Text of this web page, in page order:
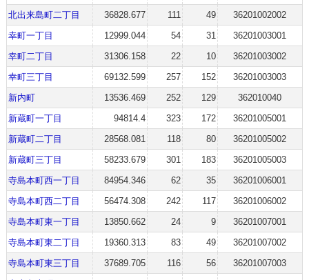
北出来島町二丁目
36828.677 111 49
36201002002
幸町一丁目
12999.044 54 31
36201003001
幸町二丁目
31306.158 22 10
36201003002
幸町三丁目
69132.599 257 152
36201003003
新内町
13536.469 252 129
362010040
新蔵町一丁目
94814.4 323 172
36201005001
新蔵町二丁目
28568.081 118 80
36201005002
新蔵町三丁目
58233.679 301 183
36201005003
寺島本町西一丁目
84954.346 62 35
36201006001
寺島本町西二丁目
56474.308 242 117
36201006002
寺島本町東一丁目
13850.662 24 9
36201007001
寺島本町東二丁目
19360.313 83 49
36201007002
寺島本町東三丁目
37689.705 116 56
36201007003